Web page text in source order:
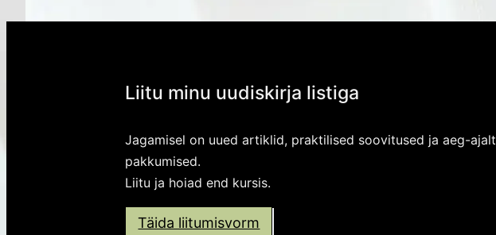
Liitu minu uudiskirja listiga
Jagamisel on uued artiklid, praktilised soovitused ja aeg-ajalt
pakkumised.
Liitu ja hoiad end kursis.
Täida liitumisvorm